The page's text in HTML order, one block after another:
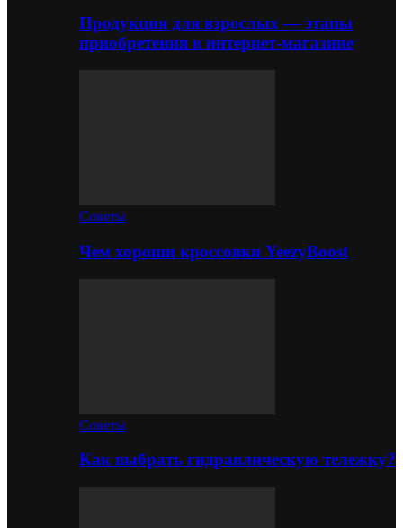
Продукция для взрослых — этапы
приобретения в интернет-магазине
Советы
Чем хороши кроссовки YeezyBoost
Советы
Как выбрать гидравлическую тележку?